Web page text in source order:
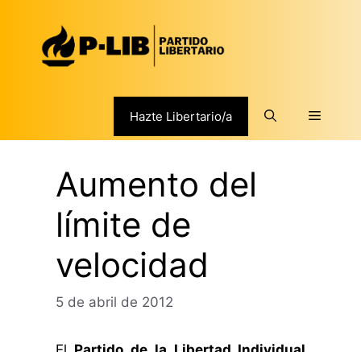
contenido
Hazte Libertario/a Menú
Aumento del
límite de
velocidad
5 de abril de 2012